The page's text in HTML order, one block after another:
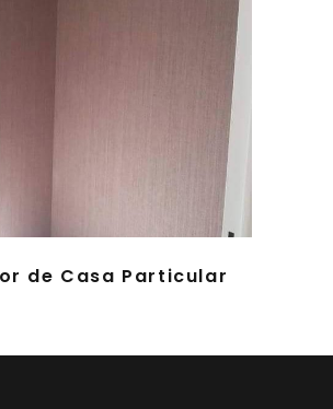
de Casa Particular